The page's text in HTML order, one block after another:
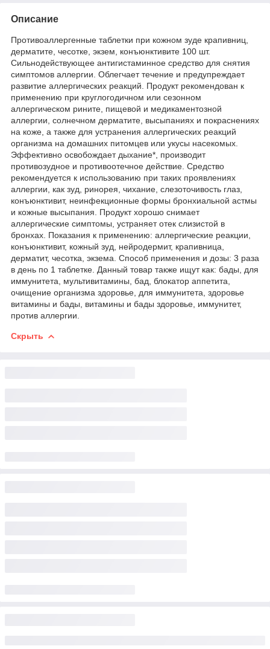
Описание
Противоаллергенные таблетки при кожном зуде крапивниц,
дерматите, чесотке, экзем, конъюнктивите 100 шт.
Сильнодействующее антигистаминное средство для снятия
симптомов аллергии. Облегчает течение и предупреждает
развитие аллергических реакций. Продукт рекомендован к
применению при круглогодичном или сезонном
аллергическом рините, пищевой и медикаментозной
аллергии, солнечном дерматите, высыпаниях и покраснениях
на коже, а также для устранения аллергических реакций
организма на домашних питомцев или укусы насекомых.
Эффективно освобождает дыхание*, производит
противозудное и противоотечное действие. Средство
рекомендуется к использованию при таких проявлениях
аллергии, как зуд, ринорея, чихание, слезоточивость глаз,
конъюнктивит, неинфекционные формы бронхиальной астмы
и кожные высыпания. Продукт хорошо снимает
аллергические симптомы, устраняет отек слизистой в
бронхах. Показания к применению: аллергические реакции,
конъюнктивит, кожный зуд, нейродермит, крапивница,
дерматит, чесотка, экзема. Способ применения и дозы: 3 раза
в день по 1 таблетке. Данный товар также ищут как: бады, для
иммунитета, мультивитамины, бад, блокатор аппетита,
очищение организма здоровье, для иммунитета, здоровье
витамины и бады, витамины и бады здоровье, иммунитет,
против аллергии.
Скрыть